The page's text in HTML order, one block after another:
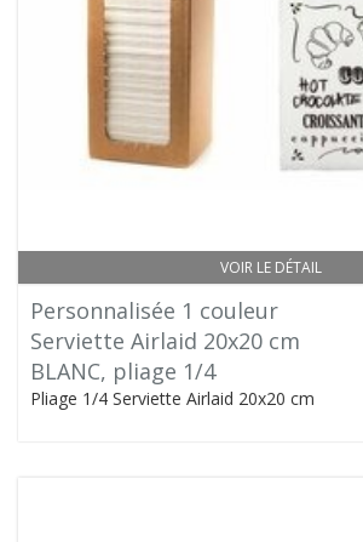
VOIR LE DÉTAIL
Personnalisée 1 couleur
Serviette Airlaid 20x20 cm
BLANC, pliage 1/4
Pliage 1/4 Serviette Airlaid 20x20 cm